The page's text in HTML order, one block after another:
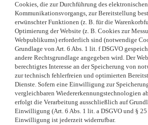
Cookies, die zur Durchführung des elektronischen
Kommunikationsvorgangs, zur Bereitstellung
erwünschter Funktionen (z. B. für die
Optimierung der Website (z. B. Cookies zur
Webpublikums) erforderlich sind (notwendige
Grundlage von Art. 6 Abs. 1 lit. f DSGVO
andere Rechtsgrundlage angegeben wird. Der
berechtigtes Interesse an der Speicherung von
zur technisch fehlerfreien und optimierten
Dienste. Sofern eine Einwilligung zur
vergleichbaren Wiedererkennungstechnologien
erfolgt die Verarbeitung ausschließlich auf
Einwilligung (Art. 6 Abs. 1 lit. a DSGVO und §
Einwilligung ist jederzeit widerrufbar.